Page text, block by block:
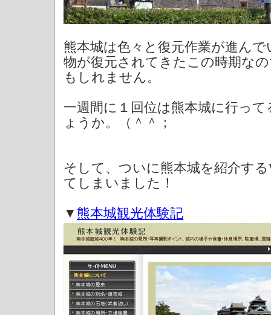
熊本城は色々と復元作業が進ん
物が復元されてきたこの時期な
もしれません。
一週間に１回位は熊本城に行っ
ょうか。（＾＾；
そして、ついに熊本城を紹介す
てしまいました！
▼ 熊本城観光体験記